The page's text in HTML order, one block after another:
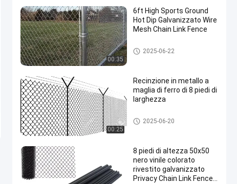
00:35
6ft High Sports Ground
Hot Dip Galvanizzato Wire
Mesh Chain Link Fence
Recinzione a maglie di catena
metallica
2025-06-22
00:25
Recinzione in metallo a
maglia di ferro di 8 piedi di
larghezza
Recinzione a maglie di catena
metallica
2025-06-20
8 piedi di altezza 50x50
nero vinile colorato
rivestito galvanizzato
Privacy Chain Link Fence